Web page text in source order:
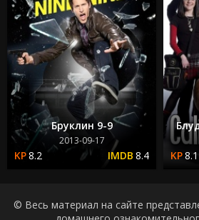
Бруклин 9-9
2013-09-17
8.2 8.4 8.1
© Весь материал на сайте